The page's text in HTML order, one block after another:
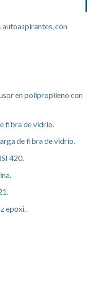
con
en polipropileno con
fibra de vidrio.
de fibra de vidrio.
420.
epoxi.